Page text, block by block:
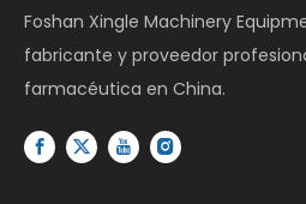
Foshan Xingle Machinery
fabricante y proveedor
farmacéutica en China.